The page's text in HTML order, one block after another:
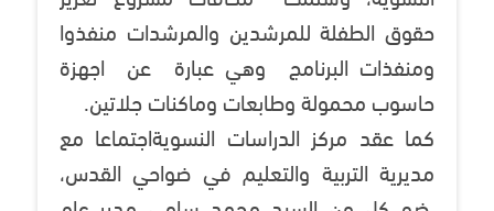
حقوق الطفلة للمرشدين والمرشدات منفذوا
ومنفذات البرنامج وهي عبارة عن اجهزة
حاسوب محمولة وطابعات وماكنات جلاتين.
كما عقد مركز الدراسات النسويةاجتماعا مع
مديرية التربية والتعليم في ضواحي القدس،